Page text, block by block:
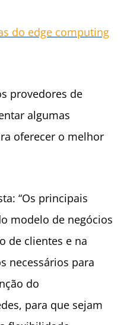
do edge computing
provedores de
algumas
oferecer o melhor
“Os principais
modelo de negócios
de clientes e na
necessários para
do
para que sejam